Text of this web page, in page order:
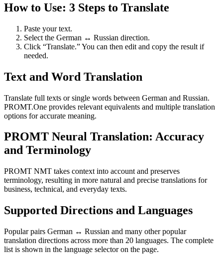
How to Use: 3 Steps to Translate
Paste your text.
Select the German ↔ Russian direction.
Click “Translate.” You can then edit and copy the result if
needed.
Text and Word Translation
Translate full texts or single words between German and Russian.
PROMT.One provides relevant equivalents and multiple translation
options for accurate meaning.
PROMT Neural Translation: Accuracy
and Terminology
PROMT NMT takes context into account and preserves
terminology, resulting in more natural and precise translations for
business, technical, and everyday texts.
Supported Directions and Languages
Popular pairs German ↔ Russian and many other popular
translation directions across more than 20 languages. The complete
list is shown in the language selector on the page.